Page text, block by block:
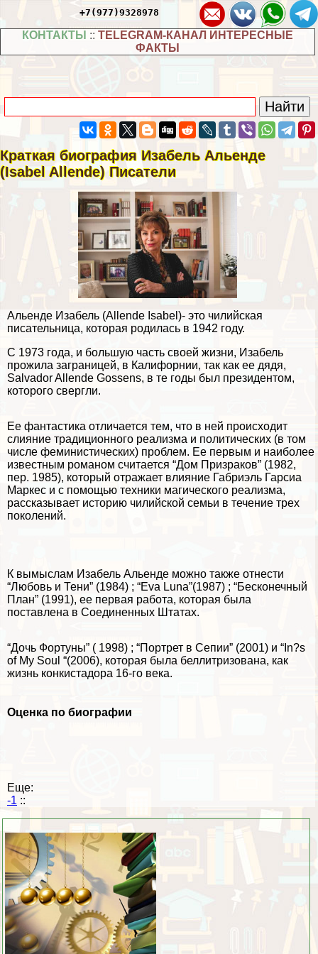
+7(977)9328978
КОНТАКТЫ :: TELEGRAM-КАНАЛ ИНТЕРЕСНЫЕ
ФАКТЫ
Краткая биография Изабель Альенде
(Isabel Allende) Писатели
Альенде Изабель (Allende Isabel)- это чилийская
писательница, которая родилась в 1942 году.
С 1973 года, и большую часть своей жизни, Изабель
прожила заграницей, в Калифорнии, так как ее дядя,
Salvador Allende Gossens, в те годы был президентом,
которого свергли.
Ее фантастика отличается тем, что в ней происходит
слияние традиционного реализма и политических (в том
числе феминистических) проблем. Ее первым и наиболее
известным романом считается “Дом Призpaков” (1982,
пер. 1985), который отражает влияние Габриэль Гарсиа
Маркес и с помощью техники магического реализма,
рассказывает историю чилийской семьи в течение трех
поколений.
К вымыслам Изабель Альенде можно также отнести
“Любовь и Тени” (1984) ; “Eva Luna”(1987) ; “Бесконечный
План” (1991), ее первая работа, которая была
поставлена в Соединенных Штатах.
“Дочь Фортуны” ( 1998) ; “Портрет в Сепии” (2001) и “In?s
of My Soul “(2006), которая была беллитризована, как
жизнь конкистадора 16-го века.
Оценка по биографии
Еще:
-1 ::